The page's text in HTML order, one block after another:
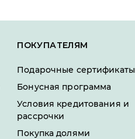
ПОКУПАТЕЛЯМ
Подарочные сертификаты
Бонусная программа
Условия кредитования и
рассрочки
Покупка долями